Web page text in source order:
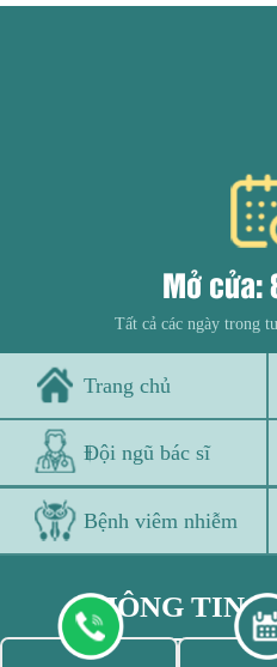
Mở cửa:
Tất cả các ngày trong
Trang chủ
Đội ngũ bác sĩ
Bệnh viêm nhiễm
THÔNG TIN